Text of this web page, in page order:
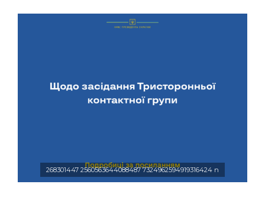
268301447 2560563644088487 7324962594919316424 n